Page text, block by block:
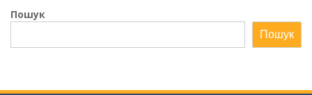
Пошук
Пошук